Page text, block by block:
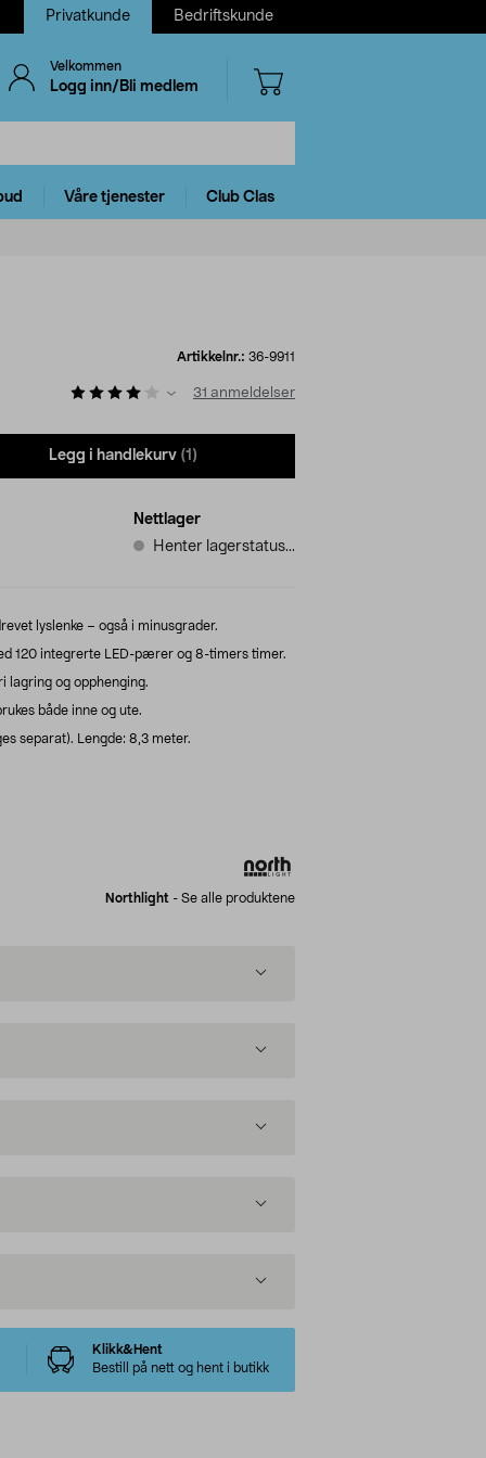
Privatkunde Bedriftskunde
Velkommen
Logg inn/Bli medlem
Våre tjenester Club Clas
Artikkelnr.: 36-9911
31 anmeldelser
Legg i handlekurv (1)
Nettlager
Henter lagerstatus...
lyslenke – også i minusgrader.
120 integrerte LED-pærer og 8-timers timer.
lagring og opphenging.
både inne og ute.
separat). Lengde: 8,3 meter.
Northlight - Se alle produktene
Klikk&Hent
Bestill på nett og hent i butikk